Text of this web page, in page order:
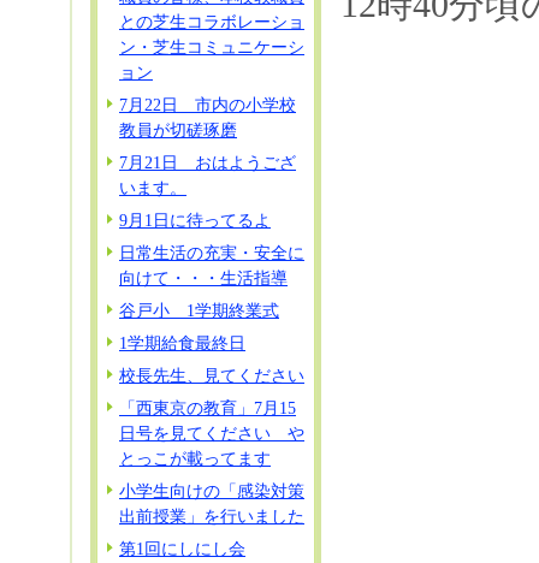
との芝生コラボレーショ
ン・芝生コミュニケーシ
ョン
7月22日 市内の小学校
教員が切磋琢磨
7月21日 おはようござ
います。
9月1日に待ってるよ
日常生活の充実・安全に
向けて・・・生活指導
谷戸小 1学期終業式
1学期給食最終日
校長先生、見てください
「西東京の教育」7月15
日号を見てください や
とっこが載ってます
小学生向けの「感染対策
出前授業」を行いました
第1回にしにし会